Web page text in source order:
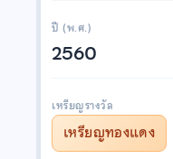
ปี (พ.ศ.)
2560
เหรียญรางวัล
เหรียญทองแดง